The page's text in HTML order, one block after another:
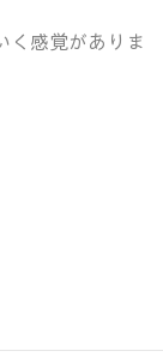
く感覚がありま